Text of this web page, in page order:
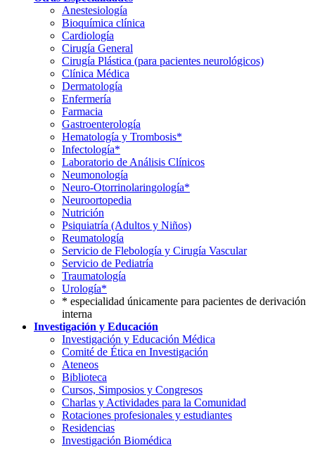
Anestesiología
Bioquímica clínica
Cardiología
Cirugía General
Cirugía Plástica (para pacientes neurológicos)
Clínica Médica
Dermatología
Enfermería
Farmacia
Gastroenterología
Hematología y Trombosis*
Infectología*
Laboratorio de Análisis Clínicos
Neumonología
Neuro-Otorrinolaringología*
Neuroortopedia
Nutrición
Psiquiatría (Adultos y Niños)
Reumatología
Servicio de Flebología y Cirugía Vascular
Servicio de Pediatría
Traumatología
Urología*
* especialidad únicamente para pacientes de derivación
interna
Investigación y Educación
Investigación y Educación Médica
Comité de Ética en Investigación
Ateneos
Biblioteca
Cursos, Simposios y Congresos
Charlas y Actividades para la Comunidad
Rotaciones profesionales y estudiantes
Residencias
Investigación Biomédica